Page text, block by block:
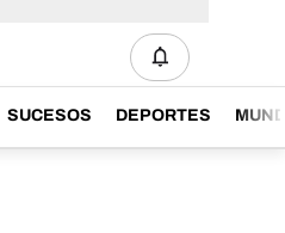
SUCESOS DEPORTES